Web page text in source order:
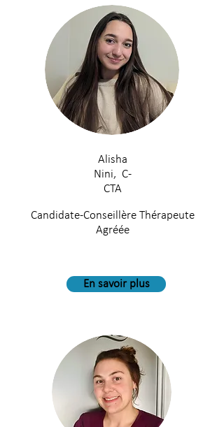
Alisha
Nini, C-
CTA
Candidate-Conseillère Thérapeute
Agréée
En savoir plus